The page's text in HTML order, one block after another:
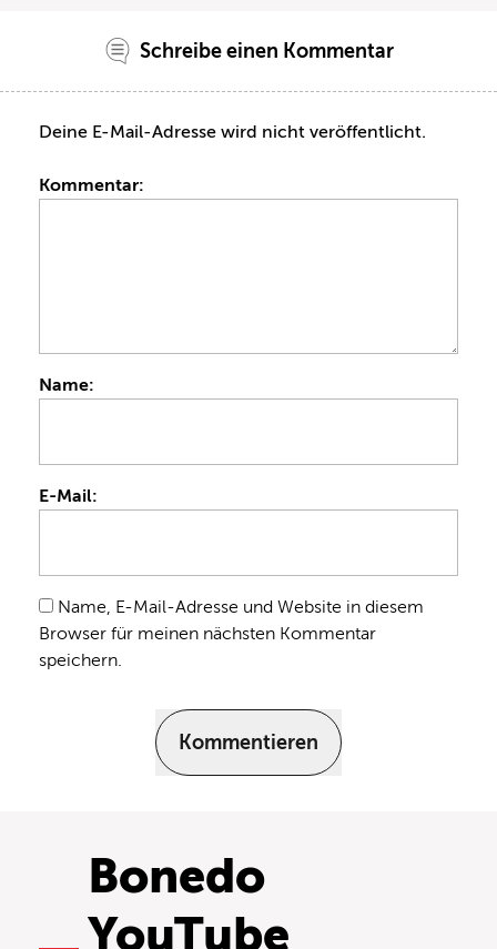
Schreibe einen Kommentar
Deine E-Mail-Adresse wird nicht veröffentlicht.
Kommentar:
Name:
E-Mail:
Name, E-Mail-Adresse und Website in diesem
Browser für meinen nächsten Kommentar
speichern.
Kommentieren
Bonedo
YouTube